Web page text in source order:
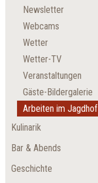
Newsletter
Webcams
Wetter
Wetter-TV
Veranstaltungen
Gäste-Bildergalerie
Arbeiten im Jagdhof
Kulinarik
Bar & Abends
Geschichte